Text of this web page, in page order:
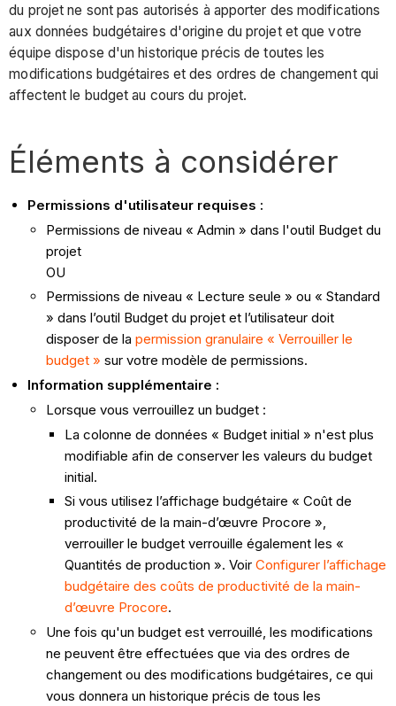
du projet ne sont pas autorisés à apporter des modifications
aux données budgétaires d'origine du projet et que votre
équipe dispose d'un historique précis de toutes les
modifications budgétaires et des ordres de changement qui
affectent le budget au cours du projet.
Éléments à considérer
Permissions d'utilisateur requises :
Permissions de niveau « Admin » dans l'outil Budget du
projet
OU
Permissions de niveau « Lecture seule » ou « Standard
» dans l’outil Budget du projet et l’utilisateur doit
disposer de lapermission granulaire « Verrouiller le
budget » sur votre modèle de permissions.
Information supplémentaire :
Lorsque vous verrouillez un budget :
La colonne de données « Budget initial » n'est plus
modifiable afin de conserver les valeurs du budget
initial.
Si vous utilisez l’affichage budgétaire « Coût de
productivité de la main-d’œuvre Procore »,
verrouiller le budget verrouille également les «
Quantités de production ». VoirConfigurer l’affichage
budgétaire des coûts de productivité de la main-
d’œuvre Procore.
Une fois qu'un budget est verrouillé, les modifications
ne peuvent être effectuées que via des ordres de
changement ou des modifications budgétaires, ce qui
vous donnera un historique précis de tous les